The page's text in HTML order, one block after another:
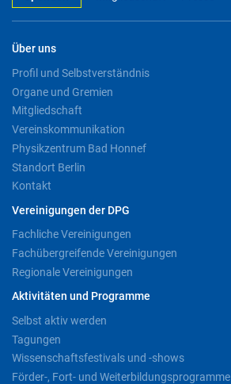
Über uns
Profil und Selbstverständnis
Organe und Gremien
Mitgliedschaft
Vereinskommunikation
Physikzentrum Bad Honnef
Standort Berlin
Kontakt
Vereinigungen der DPG
Fachliche Vereinigungen
Fachübergreifende Vereinigungen
Regionale Vereinigungen
Aktivitäten und Programme
Selbst aktiv werden
Tagungen
Wissenschaftsfestivals und -shows
Förder-, Fort- und Weiterbildungsprogramme